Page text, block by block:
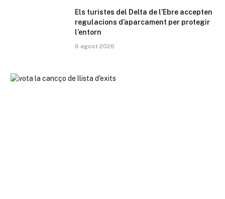
Els turistes del Delta de l’Ebre accepten
regulacions d’aparcament per protegir
l’entorn
6 agost 2026